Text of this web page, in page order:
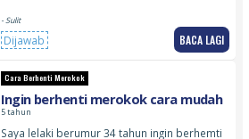
- Sulit
Dijawab BACA LAGI
Cara Berhenti Merokok
Ingin berhenti merokok cara mudah
5 tahun
Saya lelaki berumur 34 tahun ingin berhemti